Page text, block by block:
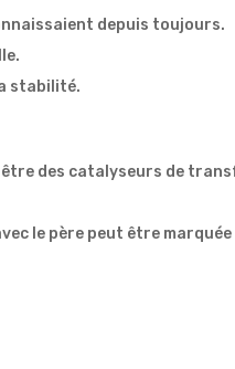
depuis toujours.
stabilité.
être des catalyseurs de
le père peut être